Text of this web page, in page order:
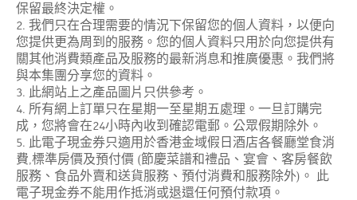
保留最終決定權。
2. 我們只在合理需要的情況下保留您的個人資料，以便向
您提供更為周到的服務。您的個人資料只用於向您提供有
關其他消費類產品及服務的最新消息和推廣優惠。我們將
與本集團分享您的資料。
3. 此網站上之產品圖片只供參考。
4. 所有網上訂單只在星期一至星期五處理。一旦訂購完
成，您將會在24小時內收到確認電郵。公眾假期除外。
5. 此電子現金券只適用於香港金域假日酒店各餐廳堂食消
費,標準房價及預付價 (節慶菜譜和禮品、宴會、客房餐飲
服務、食品外賣和送貨服務、預付消費和服務除外) 。
此
電子現金券不能用作抵消或退還任何預付款項。